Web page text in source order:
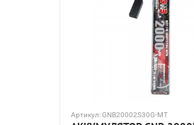
Артикул:GNB20002S30G-MT